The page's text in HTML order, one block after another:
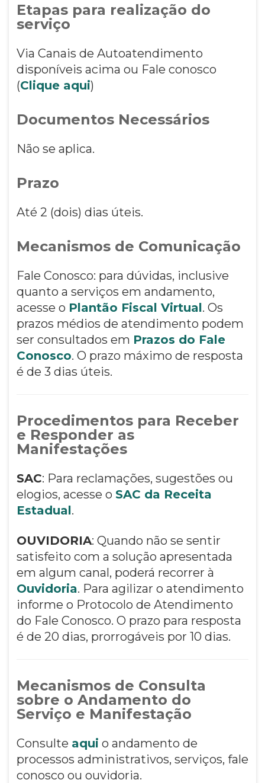
Etapas para realização do
serviço
Via Canais de Autoatendimento
disponíveis acima ou Fale conosco
(Clique aqui)
Documentos Necessários
Não se aplica.
Prazo
Até 2 (dois) dias úteis.
Mecanismos de Comunicação
Fale Conosco: para dúvidas, inclusive
quanto a serviços em andamento,
acesse o Plantão Fiscal Virtual. Os
prazos médios de atendimento podem
ser consultados em Prazos do Fale
Conosco. O prazo máximo de resposta
é de 3 dias úteis.
Procedimentos para Receber
e Responder as
Manifestações
SAC: Para reclamações, sugestões ou
elogios, acesse o SAC da Receita
Estadual.
OUVIDORIA: Quando não se sentir
satisfeito com a solução apresentada
em algum canal, poderá recorrer à
Ouvidoria. Para agilizar o atendimento
informe o Protocolo de Atendimento
do Fale Conosco. O prazo para resposta
é de 20 dias, prorrogáveis por 10 dias.
Mecanismos de Consulta
sobre o Andamento do
Serviço e Manifestação
Consulte aqui o andamento de
processos administrativos, serviços, fale
conosco ou ouvidoria.